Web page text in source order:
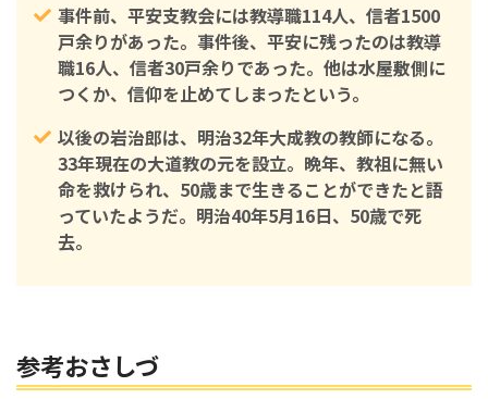
事件前、平安支教会には教導職114人、信者1500
戸余りがあった。事件後、平安に残ったのは教導
職16人、信者30戸余りであった。他は水屋敷側に
つくか、信仰を止めてしまったという。
以後の岩治郎は、明治32年大成教の教師になる。
33年現在の大道教の元を設立。晩年、教祖に無い
命を救けられ、50歳まで生きることができたと語
っていたようだ。明治40年5月16日、50歳で死
去。
参考おさしづ